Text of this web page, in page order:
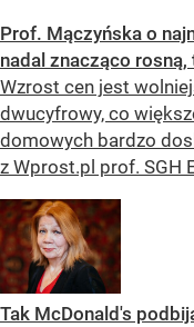
Prof. Mączyńska o
nadal znacząco
Wzrost cen jest
dwucyfrowy, co
domowych bardzo
z Wprost.pl prof. SGH
Tak McDonald's